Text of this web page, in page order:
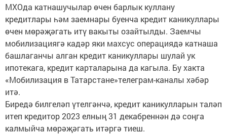
МХОда катнашучылар өчен барлык куллану
кредитлары һәм заемнары буенча кредит каникуллары
өчен мөрәҗәгать итү вакыты озайтылды. Заемчы
мобилизациягә кадәр яки махсус операциядә катнаша
башлаганчы алган кредит каникуллары шулай ук
ипотекага, кредит карталарына да кагыла. Бу хакта
«Мобилизация в Татарстане»телеграм-каналы хәбәр
итә.
Биредә билгеләп үтелгәнчә, кредит каникулларын таләп
итеп кредитор 2023 елның 31 декабреннән дә соңга
калмыйча мөрәҗәгать итәргә тиеш.